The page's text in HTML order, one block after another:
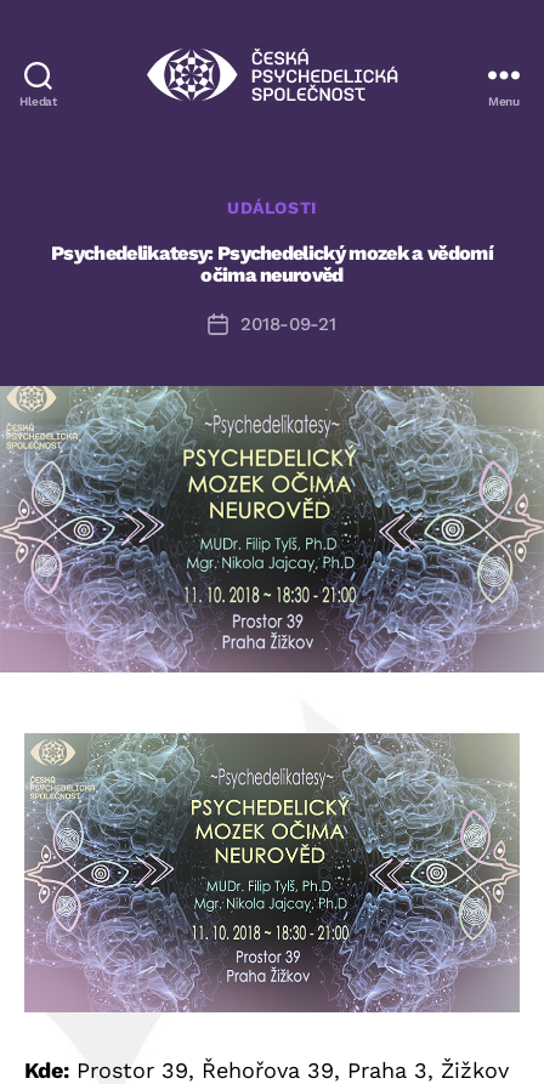
Hledat Menu
Rubriky
UDÁLOSTI
Psychedelikatesy: Psychedelický mozek a vědomí
očima neurověd
Datum
2018-09-21
Kde: Prostor 39, Řehořova 39, Praha 3, Žižkov